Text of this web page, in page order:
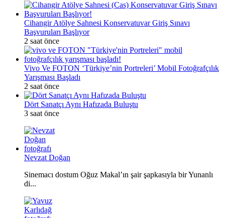
Cihangir Atölye Sahnesi Konservatuvar Giriş Sınavı
Başvuruları Başlıyor
2 saat önce
Vivo Ve FOTON ‘Türkiye’nin Portreleri’ Mobil Fotoğrafçılık
Yarışması Başladı
2 saat önce
Dört Sanatçı Aynı Hafızada Buluştu
3 saat önce
Nevzat Doğan
Sinemacı dostum Oğuz Makal’ın şair şapkasıyla bir Yunanlı
di...